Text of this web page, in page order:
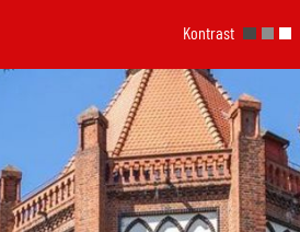
Kontrast